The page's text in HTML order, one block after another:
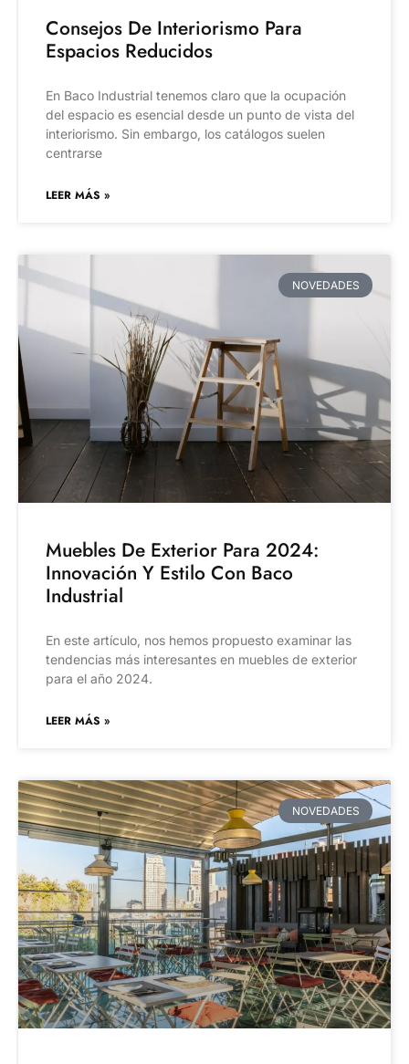
Consejos De Interiorismo Para
Espacios Reducidos
En Baco Industrial tenemos claro que la ocupación
del espacio es esencial desde un punto de vista del
interiorismo. Sin embargo, los catálogos suelen
centrarse
LEER MÁS »
NOVEDADES
Muebles De Exterior Para 2024:
Innovación Y Estilo Con Baco
Industrial
En este artículo, nos hemos propuesto examinar las
tendencias más interesantes en muebles de exterior
para el año 2024.
LEER MÁS »
NOVEDADES